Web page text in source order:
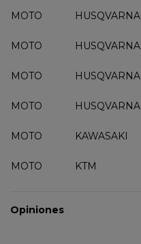
MOTO
HUSQVARNA
MOTO
HUSQVARNA
MOTO
HUSQVARNA
MOTO
HUSQVARNA
MOTO
KAWASAKI
MOTO
KTM
Opiniones